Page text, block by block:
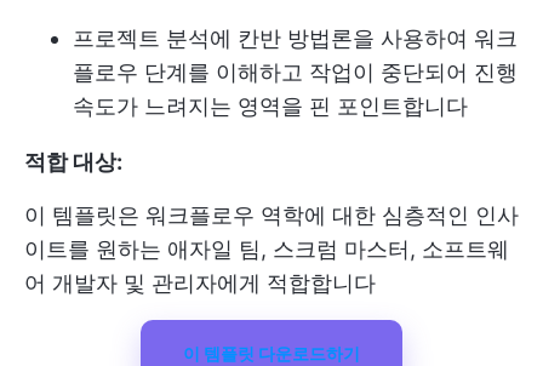
프로젝트 분석에 칸반 방법론을 사용하여 워크
플로우 단계를 이해하고 작업이 중단되어 진행
속도가 느려지는 영역을 핀 포인트합니다
적합 대상:
이 템플릿은 워크플로우 역학에 대한 심층적인 인사
이트를 원하는 애자일 팀, 스크럼 마스터, 소프트웨
어 개발자 및 관리자에게 적합합니다
이 템플릿 다운로드하기